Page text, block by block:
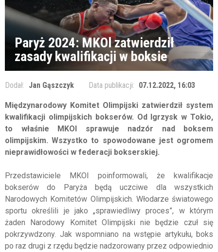
Paryż 2024: MKOl zatwierdził
zasady kwalifikacji w boksie
Dodał: Jan Gąszczyk Data publikacji: 07.12.2022, 16:03
Międzynarodowy Komitet Olimpijski zatwierdził system
kwalifikacji olimpijskich bokserów. Od Igrzysk w Tokio,
to właśnie MKOl sprawuje nadzór nad boksem
olimpijskim. Wszystko to spowodowane jest ogromem
nieprawidłowości w federacji bokserskiej.
Przedstawiciele MKOl poinformowali, że kwalifikacje
bokserów do Paryża będą uczciwe dla wszystkich
Narodowych Komitetów Olimpijskich. Włodarze światowego
sportu określili je jako „sprawiedliwy proces”, w którym
żaden Narodowy Komitet Olimpijski nie będzie czuł się
pokrzywdzony. Jak wspomniano na wstępie artykułu, boks
po raz drugi z rzędu będzie nadzorowany przez odpowiednio